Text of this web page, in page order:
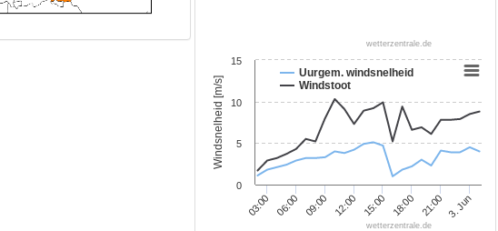
wetterzentrale.de
Windsnelheid [m/s]
Uurgem. windsnelheid
Windstoot
03:00 06:00 09:00 12:00 15:00 18:00 21:00 3. Jun
0
5
10
15
wetterzentrale.de